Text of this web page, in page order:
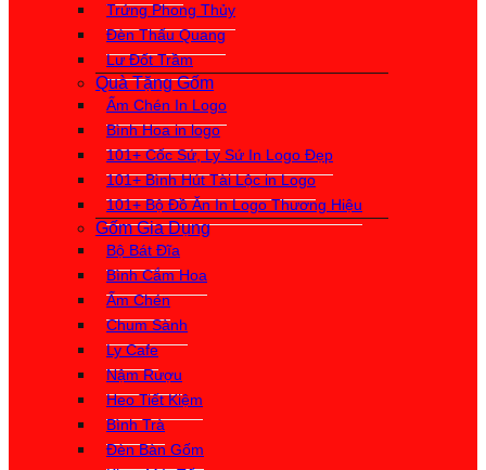
Trứng Phong Thủy
Đèn Thấu Quang
Lư Đốt Trầm
Quà Tặng Gốm
Ấm Chén In Logo
Bình Hoa in logo
101+ Cốc Sứ, Ly Sứ In Logo Đẹp
101+ Bình Hút Tài Lộc in Logo
101+ Bộ Đồ Ăn In Logo Thương Hiệu
Gốm Gia Dụng
Bộ Bát Đĩa
Bình Cắm Hoa
Ấm Chén
Chum Sành
Ly Cafe
Nậm Rượu
Heo Tiết Kiệm
Bình Trà
Đèn Bàn Gốm